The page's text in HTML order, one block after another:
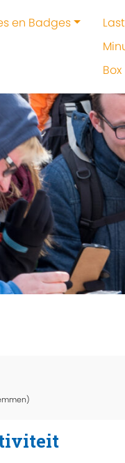
en Badges
Last
Box